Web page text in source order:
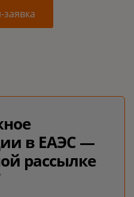
в ЕАЭС —
рассылке